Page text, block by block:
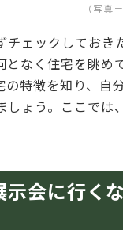
（写真
チェックしてお
となく住宅を眺
の特徴を知り、
しょう。ここで
会に行く